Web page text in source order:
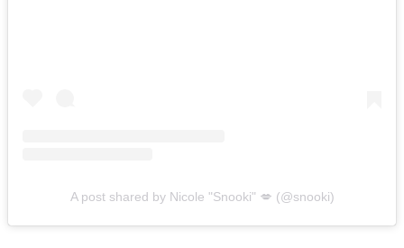
A post shared by Nicole "Snooki" 💋 (@snooki)